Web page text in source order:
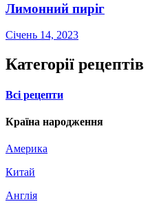
Лимонний пиріг
Січень 14, 2023
Категорії рецептів
Всі рецепти
Країна народження
Америка
Китай
Англія